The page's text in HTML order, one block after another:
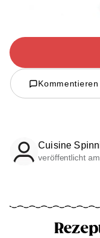
Kommentieren
Cuisine
veröffentlicht